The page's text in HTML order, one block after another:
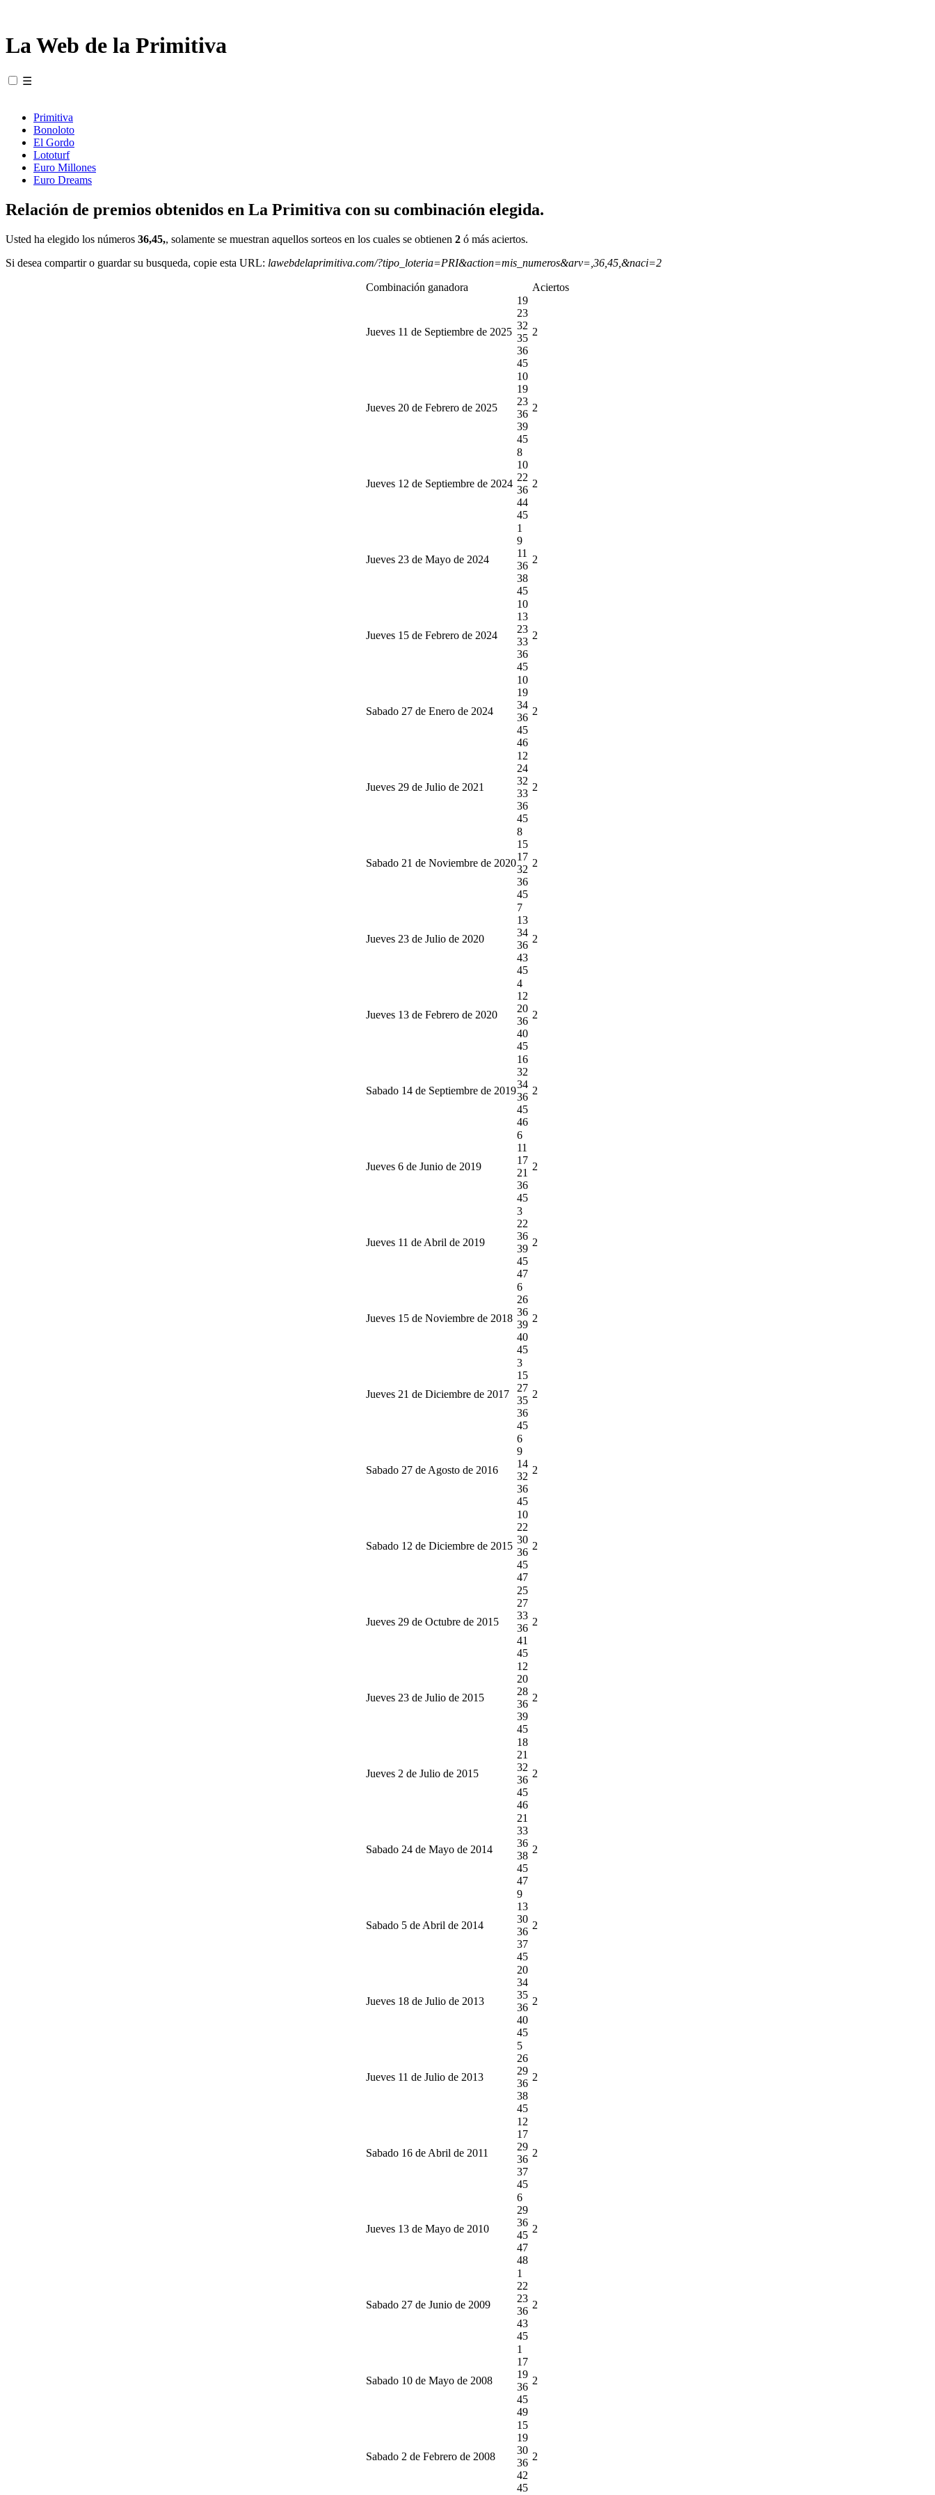
La Web de la Primitiva
☰
Primitiva
Bonoloto
El Gordo
Lototurf
Euro Millones
Euro Dreams
Relación de premios obtenidos en La Primitiva con su combinación elegida.
Usted ha elegido los números 36,45,, solamente se muestran aquellos sorteos en los cuales se obtienen 2 ó más aciertos.
Si desea compartir o guardar su busqueda, copie esta URL: lawebdelaprimitiva.com/?tipo_loteria=PRI&action=mis_numeros&arv=,36,45,&naci=2
Combinación ganadora Aciertos
Jueves 11 de Septiembre de 2025
19
23
32
35
36
45
2
Jueves 20 de Febrero de 2025
10
19
23
36
39
45
2
Jueves 12 de Septiembre de 2024
8
10
22
36
44
45
2
Jueves 23 de Mayo de 2024
1
9
11
36
38
45
2
Jueves 15 de Febrero de 2024
10
13
23
33
36
45
2
Sabado 27 de Enero de 2024
10
19
34
36
45
46
2
Jueves 29 de Julio de 2021
12
24
32
33
36
45
2
Sabado 21 de Noviembre de 2020
8
15
17
32
36
45
2
Jueves 23 de Julio de 2020
7
13
34
36
43
45
2
Jueves 13 de Febrero de 2020
4
12
20
36
40
45
2
Sabado 14 de Septiembre de 2019
16
32
34
36
45
46
2
Jueves 6 de Junio de 2019
6
11
17
21
36
45
2
Jueves 11 de Abril de 2019
3
22
36
39
45
47
2
Jueves 15 de Noviembre de 2018
6
26
36
39
40
45
2
Jueves 21 de Diciembre de 2017
3
15
27
35
36
45
2
Sabado 27 de Agosto de 2016
6
9
14
32
36
45
2
Sabado 12 de Diciembre de 2015
10
22
30
36
45
47
2
Jueves 29 de Octubre de 2015
25
27
33
36
41
45
2
Jueves 23 de Julio de 2015
12
20
28
36
39
45
2
Jueves 2 de Julio de 2015
18
21
32
36
45
46
2
Sabado 24 de Mayo de 2014
21
33
36
38
45
47
2
Sabado 5 de Abril de 2014
9
13
30
36
37
45
2
Jueves 18 de Julio de 2013
20
34
35
36
40
45
2
Jueves 11 de Julio de 2013
5
26
29
36
38
45
2
Sabado 16 de Abril de 2011
12
17
29
36
37
45
2
Jueves 13 de Mayo de 2010
6
29
36
45
47
48
2
Sabado 27 de Junio de 2009
1
22
23
36
43
45
2
Sabado 10 de Mayo de 2008
1
17
19
36
45
49
2
Sabado 2 de Febrero de 2008
15
19
30
36
42
45
2